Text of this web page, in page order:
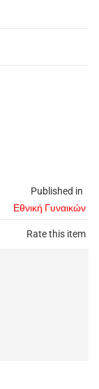
Published in
Εθνική Γυναικών
Rate this item